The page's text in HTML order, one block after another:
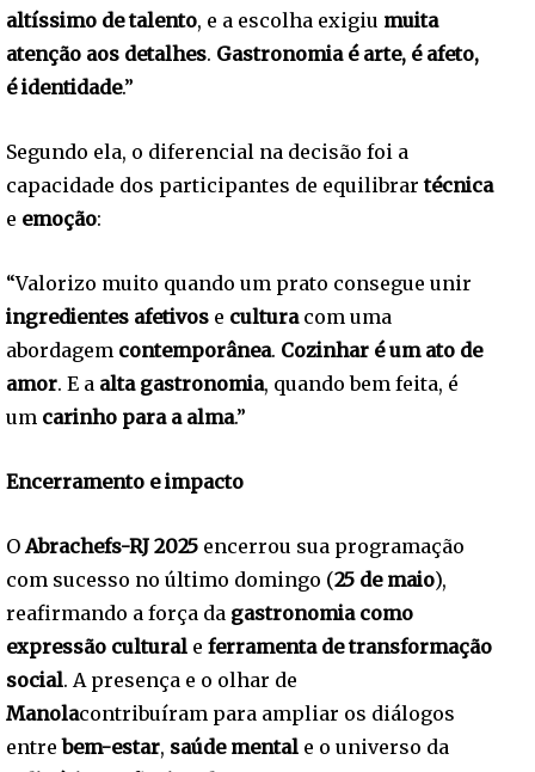
altíssimo de talento, e a escolha exigiu muita
atenção aos detalhes. Gastronomia é arte, é afeto,
é identidade.”
Segundo ela, o diferencial na decisão foi a
capacidade dos participantes de equilibrartécnica
e emoção:
“Valorizo muito quando um prato consegue unir
ingredientes afetivos e culturacom uma
abordagem contemporânea. Cozinhar é um ato de
amor. E a alta gastronomia, quando bem feita, é
um carinho para a alma.”
Encerramento e impacto
O Abrachefs-RJ 2025 encerrou sua programação
com sucesso no último domingo (25 de maio),
reafirmando a força da gastronomia como
expressão cultural e ferramenta de transformação
social. A presença e o olhar de
Manolacontribuíram para ampliar os diálogos
entrebem-estar, saúde mental e o universo da